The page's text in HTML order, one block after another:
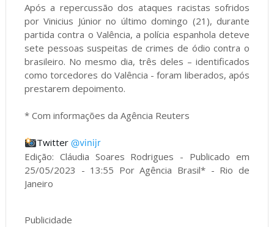
Após a repercussão dos ataques racistas sofridos
por Vinicius Júnior no último domingo (21), durante
partida contra o Valência, a polícia espanhola deteve
sete pessoas suspeitas de crimes de ódio contra o
brasileiro. No mesmo dia, três deles – identificados
como torcedores do Valência - foram liberados, após
prestarem depoimento.
* Com informações da Agência Reuters
Twitter @vinijr
Edição: Cláudia Soares Rodrigues - Publicado em
25/05/2023 - 13:55 Por Agência Brasil* - Rio de
Janeiro
Publicidade